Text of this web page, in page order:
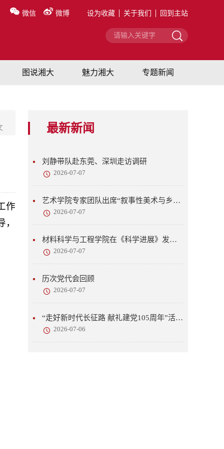
微信 微博 设为收藏 关于我们 回到主站
图说湘大 魅力湘大 专题新闻
最新新闻
刘静带队赴东莞、深圳走访调研
2026-07-07
艺术学院专家团队出席“叙事性美术与乡村美育”研讨会
2026-07-07
材料科学与工程学院在《科学进展》发表研究成果
2026-07-07
历次党代会回顾
2026-07-07
“走好新时代长征路 献礼建党105周年”活动开展
2026-07-06
作